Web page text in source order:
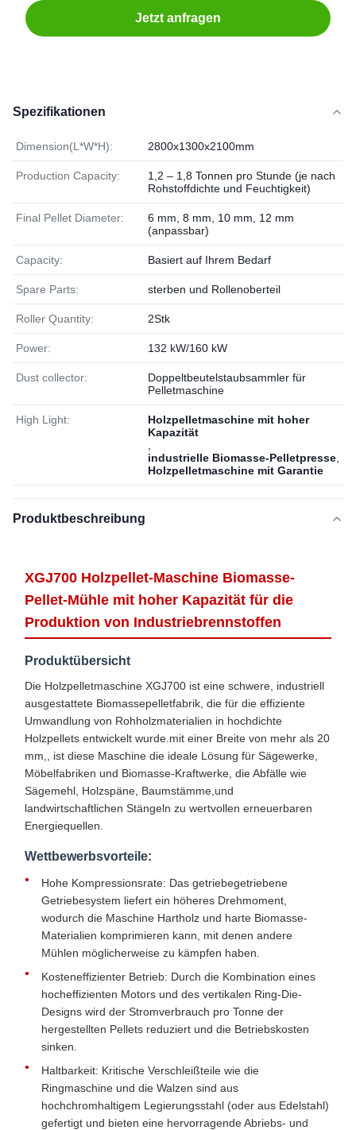
Jetzt anfragen
Spezifikationen
Dimension(L*W*H): 2800x1300x2100mm
Production Capacity:
1,2 – 1,8 Tonnen pro Stunde (je nach
Rohstoffdichte und Feuchtigkeit)
Final Pellet Diameter:
6 mm, 8 mm, 10 mm, 12 mm
(anpassbar)
Capacity: Basiert auf Ihrem Bedarf
Spare Parts: sterben und Rollenoberteil
Roller Quantity: 2Stk
Power: 132 kW/160 kW
Dust collector:
Doppeltbeutelstaubsammler für
Pelletmaschine
High Light:
Holzpelletmaschine mit hoher
Kapazität
industrielle Biomasse-Pelletpresse
Holzpelletmaschine mit Garantie
Produktbeschreibung
XGJ700 Holzpellet-Maschine Biomasse-
Pellet-Mühle mit hoher Kapazität für die
Produktion von Industriebrennstoffen
Produktübersicht
Die Holzpelletmaschine XGJ700 ist eine schwere, industriell
ausgestattete Biomassepelletfabrik, die für die effiziente
Umwandlung von Rohholzmaterialien in hochdichte
Holzpellets entwickelt wurde.mit einer Breite von mehr als 20
mm,, ist diese Maschine die ideale Lösung für Sägewerke,
Möbelfabriken und Biomasse-Kraftwerke, die Abfälle wie
Sägemehl, Holzspäne, Baumstämme,und
landwirtschaftlichen Stängeln zu wertvollen erneuerbaren
Energiequellen.
Wettbewerbsvorteile:
Hohe Kompressionsrate: Das getriebegetriebene
Getriebesystem liefert ein höheres Drehmoment,
wodurch die Maschine Hartholz und harte Biomasse-
Materialien komprimieren kann, mit denen andere
Mühlen möglicherweise zu kämpfen haben.
Kosteneffizienter Betrieb: Durch die Kombination eines
hocheffizienten Motors und des vertikalen Ring-Die-
Designs wird der Stromverbrauch pro Tonne der
hergestellten Pellets reduziert und die Betriebskosten
sinken.
Haltbarkeit: Kritische Verschleißteile wie die
Ringmaschine und die Walzen sind aus
hochchromhaltigem Legierungsstahl (oder aus Edelstahl)
gefertigt und bieten eine hervorragende Abriebs- und